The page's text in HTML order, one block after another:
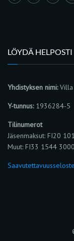
LÖYDÄ HELPOSTI
Yhdistyksen nimi:Villa
Y-tunnus:1936284-5
Tilinumerot
Jäsenmaksut: FI20
Muut: FI33 1544
Saavutettavuusseloste